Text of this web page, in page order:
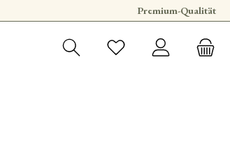
Premium-Qualität